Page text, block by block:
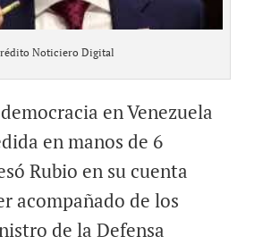
Noticiero Digital
en Venezuela
en manos de 6
Rubio en su cuenta
acompañado de los
de la Defensa